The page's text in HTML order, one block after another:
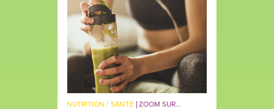
NUTRITION / SANTÉ ZOOM SUR...